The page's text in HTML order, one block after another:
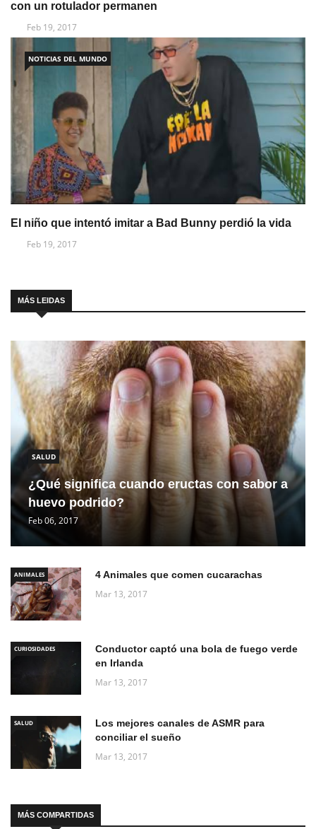
con un rotulador permanen
Feb 19, 2017
NOTICIAS DEL MUNDO
El niño que intentó imitar a Bad Bunny perdió la vida
Feb 19, 2017
MÁS LEIDAS
SALUD
¿Qué significa cuando eructas con sabor a
huevo podrido?
Feb 06, 2017
ANIMALES 4 Animales que comen cucarachas
Mar 13, 2017
CURIOSIDADES
Conductor captó una bola de fuego verde
en Irlanda
Mar 13, 2017
SALUD
Los mejores canales de ASMR para
conciliar el sueño
Mar 13, 2017
MÁS COMPARTIDAS